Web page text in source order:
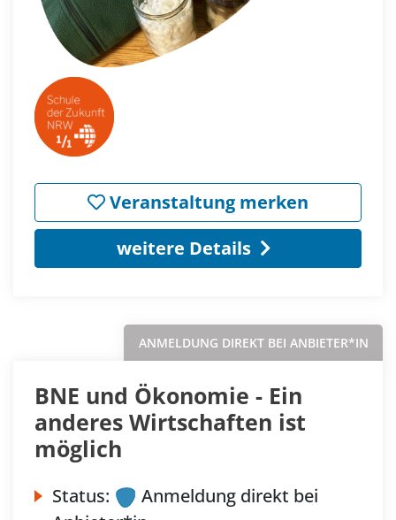
Veranstaltung merken
weitere Details
ANMELDUNG DIREKT BEI ANBIETER*IN
BNE und Ökonomie - Ein
anderes Wirtschaften ist
möglich
Status:
Anmeldung direkt bei